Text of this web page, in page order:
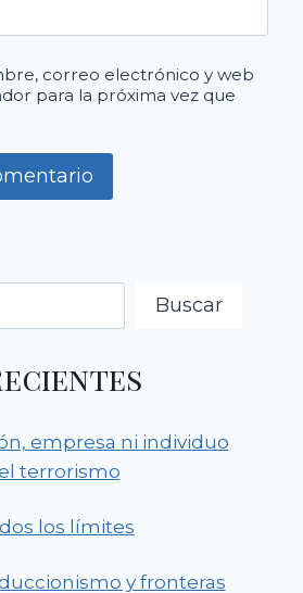
correo electrónico y web
para la próxima vez que
Buscar
empresa ni individuo
terrorismo
los límites
y fronteras